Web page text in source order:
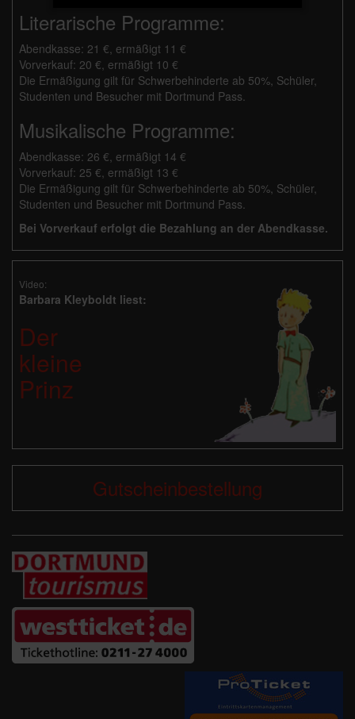
Literarische Programme:
Abendkasse: 21 €, ermäßigt 11 €
Vorverkauf: 20 €, ermäßigt 10 €
Die Ermäßigung gilt für Schwerbehinderte ab 50%, Schüler,
Studenten und Besucher mit Dortmund Pass.
Musikalische Programme:
Abendkasse: 26 €, ermäßigt 14 €
Vorverkauf: 25 €, ermäßigt 13 €
Die Ermäßigung gilt für Schwerbehinderte ab 50%, Schüler,
Studenten und Besucher mit Dortmund Pass.
Bei Vorverkauf erfolgt die Bezahlung an der Abendkasse.
Video:
Barbara Kleyboldt liest:
Der
kleine
Prinz
Gutscheinbestellung